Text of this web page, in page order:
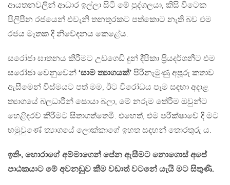
ආයතනවලින් ආධාර ඉල්ලා සිටි මේ පුද්ගලයා, කිසි විටෙක
පිලිපීන රජයෙන් එවැනි තනතුරකට පත්කොට නැති බව එම
රජය මෑතක දී නිවේදනය කෙළේය.
සරෝජා ඝාතනය කිරීමට උඩගෙඩි දුන් දීපිකා ප‍්‍රියදර්ශනීට එම
සරෝජා වෙනුවෙන් ‘සාම ත්‍යාගයක්’ පිරිනැමුණු අපූරු කතාව
ඇසීමෙන් විස්මයට පත් මම, ඊට විරෝධය පෑම සඳහා අදාළ
ත්‍යාගයේ බලධාරීන් සොයා බලා, මේ නරුම තේරීම ඔවුන්ට
හෙළිදරව් කිරීමට සිතාගත්තෙමි. එහෙත්, එම පරීක්ෂාවේ දී මට
හමුවුණේ ත්‍යාගයේ ලොක්කාගේ ඉහත සඳහන් තොරතුරු ය.
ඉතිං, හොරාගේ අම්මාගෙන් පේන ඇසීමට නොගොස් අපේ
පාඨකයාට මේ අවනඩුව කීම වඩාත් වටනේ යැයි මට සිතුණි.